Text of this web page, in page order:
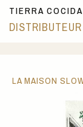
TIERRA COCIDA
LA MAISON